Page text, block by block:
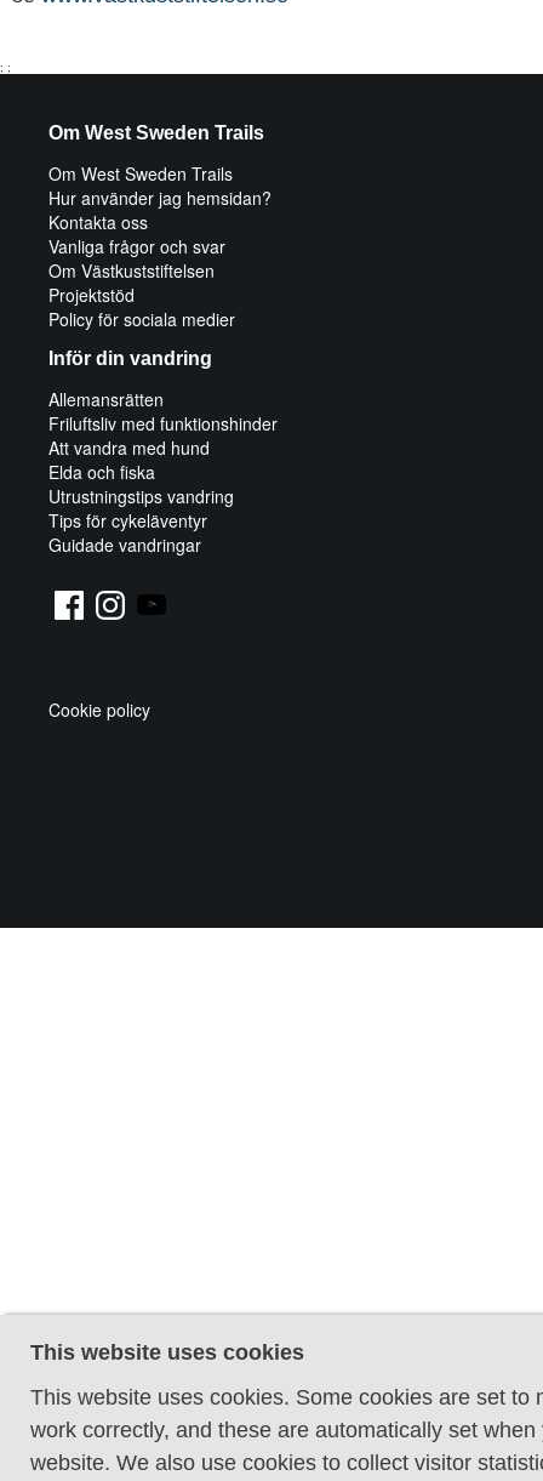
This website uses cookies
This website uses cookies. Some cookies are set to
work correctly, and these are automatically set when
website. We also use cookies to collect visitor
; ;
Om West Sweden Trails
Om West Sweden Trails
Hur använder jag hemsidan?
Kontakta oss
Vanliga frågor och svar
Om Västkuststiftelsen
Projektstöd
Policy för sociala medier
Inför din vandring
Allemansrätten
Friluftsliv med funktionshinder
Att vandra med hund
Elda och fiska
Utrustningstips vandring
Tips för cykeläventyr
Guidade vandringar
Cookie policy